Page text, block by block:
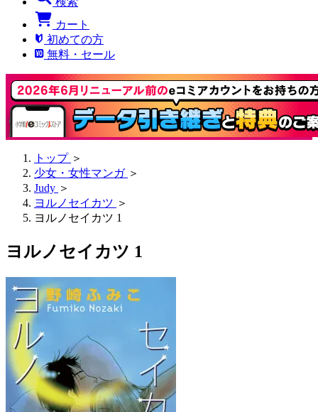
カート
初めての方
無料・セール
トップ ＞
少女・女性マンガ ＞
Judy ＞
ヨルノセイカツ ＞
ヨルノセイカツ 1
ヨルノセイカツ 1